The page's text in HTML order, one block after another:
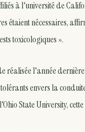
à l'université de
étaient nécessaires,
toxicologiques ».
réalisée l'année
envers la
State University,